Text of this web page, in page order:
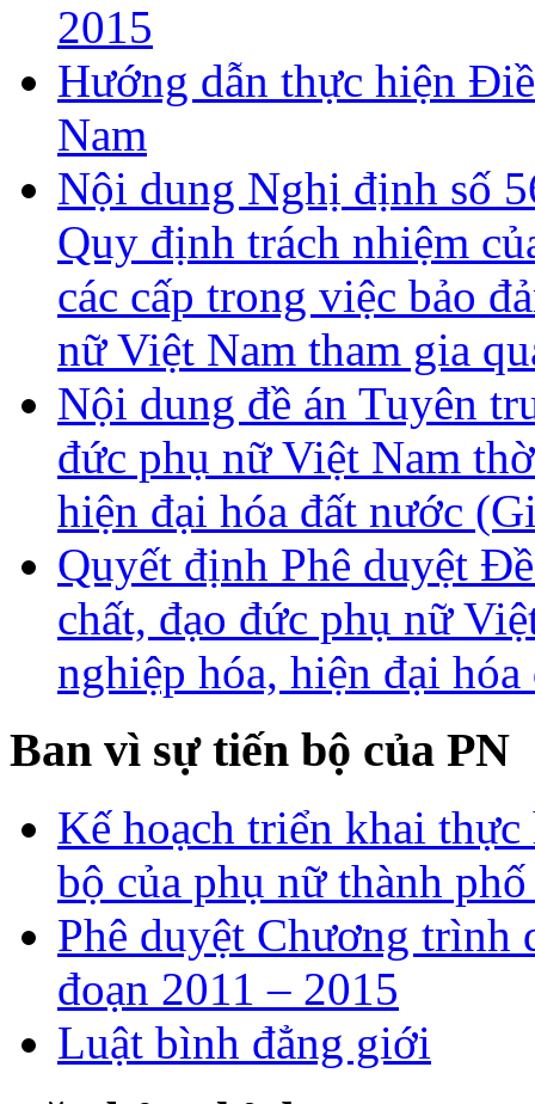
2015
Hướng dẫn thực hiện
Nam
Nội dung Nghị định số
Quy định trách nhiệm
các cấp trong việc bảo
nữ Việt Nam tham gia
Nội dung đề án Tuyên
đức phụ nữ Việt Nam
hiện đại hóa đất nước
Quyết định Phê duyệt
chất, đạo đức phụ nữ
nghiệp hóa, hiện đại
Ban vì sự tiến bộ của PN
Kế hoạch triển khai
bộ của phụ nữ thành
Phê duyệt Chương
đoạn 2011 – 2015
Luật bình đẳng giới